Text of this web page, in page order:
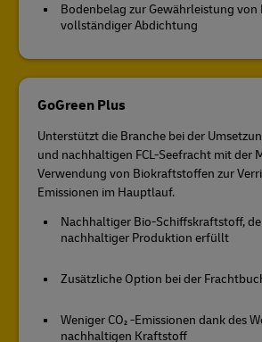
Bodenbelag zur Gewährleistung von
vollständiger Abdichtung
GoGreen Plus
Unterstützt die Branche bei der
und nachhaltigen FCL-Seefracht mit der
Verwendung von Biokraftstoffen zur
Emissionen im Hauptlauf.
Nachhaltiger Bio-Schiffskraftstoff,
nachhaltiger Produktion erfüllt
Zusätzliche Option bei der
Weniger CO₂ -Emissionen dank des
nachhaltigen Kraftstoff